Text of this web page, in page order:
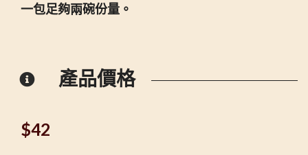
一包足夠兩碗份量。
產品價格
$42